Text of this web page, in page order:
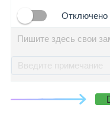
Отключено
Пишите здесь свои